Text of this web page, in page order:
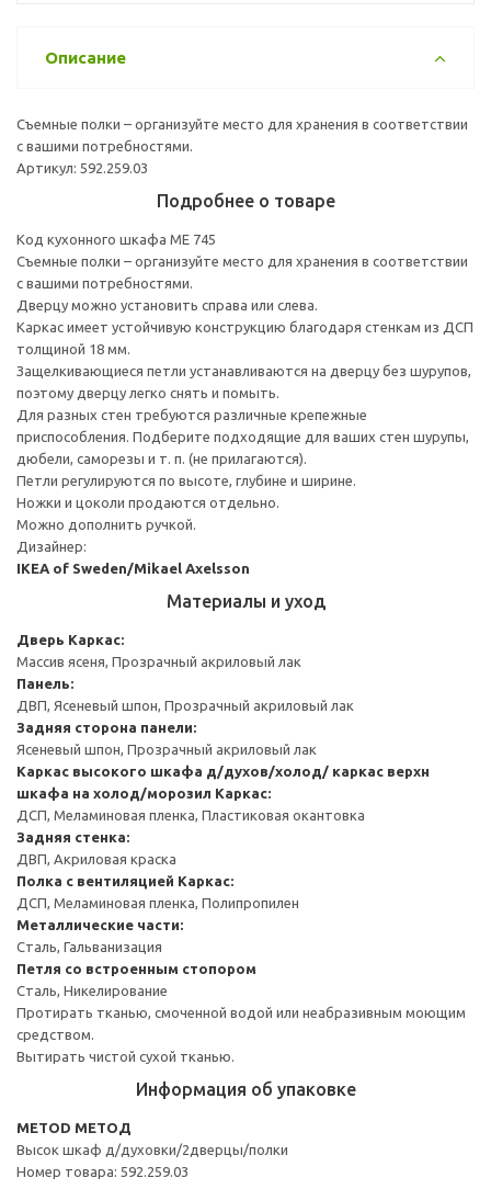
Описание
Съемные полки – организуйте место для хранения в соответствии
с вашими потребностями.
Артикул: 592.259.03
Подробнее о товаре
Код кухонного шкафа ME 745
Съемные полки – организуйте место для хранения в соответствии
с вашими потребностями.
Дверцу можно установить справа или слева.
Каркас имеет устойчивую конструкцию благодаря стенкам из ДСП
толщиной 18 мм.
Защелкивающиеся петли устанавливаются на дверцу без шурупов,
поэтому дверцу легко снять и помыть.
Для разных стен требуются различные крепежные
приспособления. Подберите подходящие для ваших стен шурупы,
дюбели, саморезы и т. п. (не прилагаются).
Петли регулируются по высоте, глубине и ширине.
Ножки и цоколи продаются отдельно.
Можно дополнить ручкой.
Дизайнер:
IKEA of Sweden/Mikael Axelsson
Материалы и уход
Дверь Каркас:
Массив ясеня, Прозрачный акриловый лак
Панель:
ДВП, Ясеневый шпон, Прозрачный акриловый лак
Задняя сторона панели:
Ясеневый шпон, Прозрачный акриловый лак
Каркас высокого шкафа д/духов/холод/ каркас верхн
шкафа на холод/морозил Каркас:
ДСП, Меламиновая пленка, Пластиковая окантовка
Задняя стенка:
ДВП, Акриловая краска
Полка с вентиляцией Каркас:
ДСП, Меламиновая пленка, Полипропилен
Металлические части:
Сталь, Гальванизация
Петля со встроенным стопором
Сталь, Никелирование
Протирать тканью, смоченной водой или неабразивным моющим
средством.
Вытирать чистой сухой тканью.
Информация об упаковке
METOD МЕТОД
Высок шкаф д/духовки/2дверцы/полки
Номер товара: 592.259.03